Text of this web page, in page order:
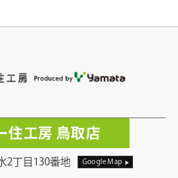
住工房 鳥取店
2丁目130番地 Google Map